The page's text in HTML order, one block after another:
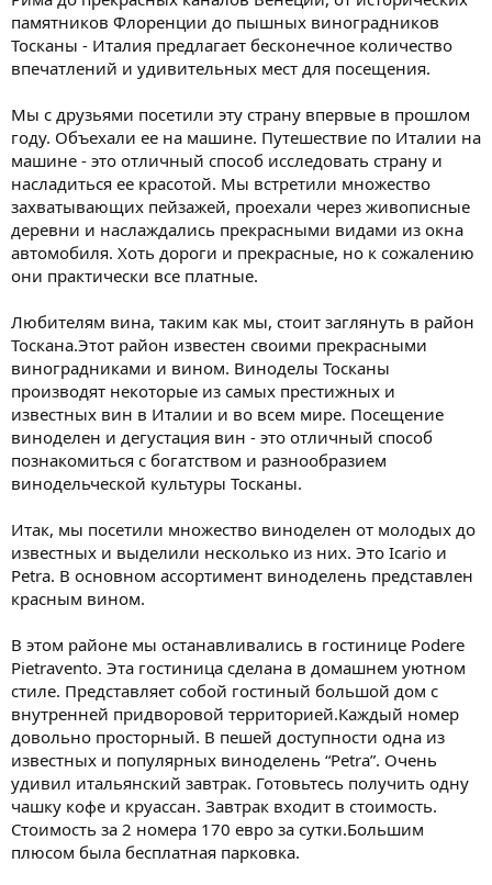
памятников Флоренции до пышных виноградников
Тосканы - Италия предлагает бесконечное количество
впечатлений и удивительных мест для посещения.
Мы с друзьями посетили эту страну впервые в прошлом
году. Объехали ее на машине. Путешествие по Италии на
машине - это отличный способ исследовать страну и
насладиться ее красотой. Мы встретили множество
захватывающих пейзажей, проехали через живописные
деревни и наслаждались прекрасными видами из окна
автомобиля. Хоть дороги и прекрасные, но к сожалению
они практически все платные.
Любителям вина, таким как мы, стоит заглянуть в район
Тоскана.Этот район известен своими прекрасными
виноградниками и вином. Виноделы Тосканы
производят некоторые из самых престижных и
известных вин в Италии и во всем мире. Посещение
виноделен и дегустация вин - это отличный способ
познакомиться с богатством и разнообразием
винодельческой культуры Тосканы.
Итак, мы посетили множество виноделен от молодых до
известных и выделили несколько из них. Это Icario и
Petra. В основном ассортимент виноделень представлен
красным вином.
В этом районе мы останавливались в гостинице Podere
Pietravento. Эта гостиница сделана в домашнем уютном
стиле. Представляет собой гостиный большой дом с
внутренней придворовой территорией.Каждый номер
довольно просторный. В пешей доступности одна из
известных и популярных виноделень “Petra”. Очень
удивил итальянский завтрак. Готовьтесь получить одну
чашку кофе и круассан. Завтрак входит в стоимость.
Стоимость за 2 номера 170 евро за сутки.Большим
плюсом была бесплатная парковка.